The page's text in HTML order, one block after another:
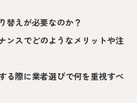
替えが必要なのか？
ンスでどのようなメリットや注
る際に業者選びで何を重視すべ